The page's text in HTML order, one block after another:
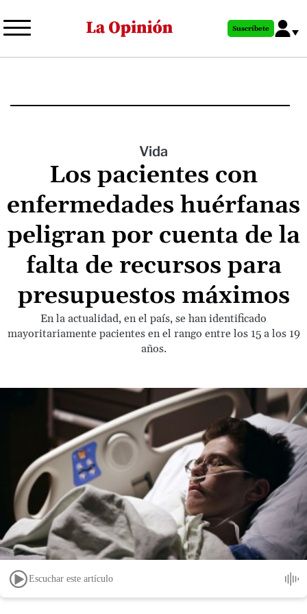
al
principal
Suscríbete
Vida
Los pacientes con
enfermedades huérfanas
peligran por cuenta de la
falta de recursos para
presupuestos máximos
En la actualidad, en el país, se han identificado
mayoritariamente pacientes en el rango entre los 15 a los 19
años.
Escuchar este artículo